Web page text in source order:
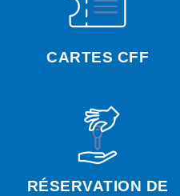
CARTES CFF
RÉSERVATION DE